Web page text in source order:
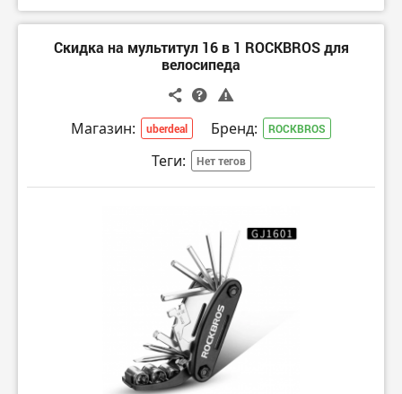
Скидка на мультитул 16 в 1 ROCKBROS для
велосипеда
Магазин: uberdeal Бренд: ROCKBROS
Теги: Нет тегов